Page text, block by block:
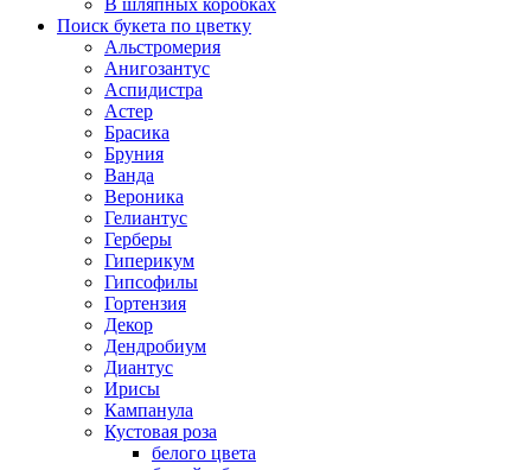
В шляпных коробках
Поиск букета по цветку
Альстромерия
Анигозантус
Аспидистра
Астер
Брасика
Бруния
Ванда
Вероника
Гелиантус
Герберы
Гиперикум
Гипсофилы
Гортензия
Декор
Дендробиум
Диантус
Ирисы
Кампанула
Кустовая роза
белого цвета